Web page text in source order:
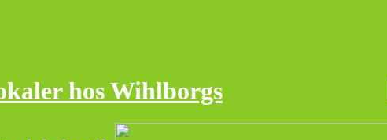
hos Wihlborgs